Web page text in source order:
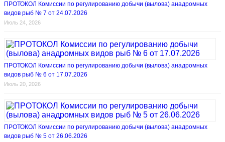
ПРОТОКОЛ Комиссии по регулированию добычи (вылова) анадромных
видов рыб № 7 от 24.07.2026
Июль 24, 2026
ПРОТОКОЛ Комиссии по регулированию добычи (вылова) анадромных
видов рыб № 6 от 17.07.2026
Июль 20, 2026
ПРОТОКОЛ Комиссии по регулированию добычи (вылова) анадромных
видов рыб № 5 от 26.06.2026